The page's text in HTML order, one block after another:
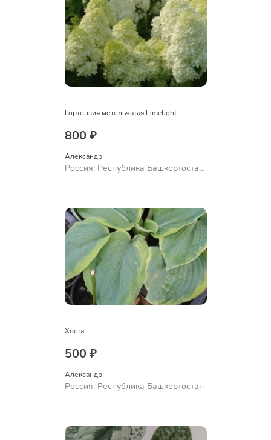
Гортензия метельчатая Limelight
800 ₽
Александр
Россия, Республика Башкортостан,
Хоста
500 ₽
Александр
Россия, Республика Башкортостан